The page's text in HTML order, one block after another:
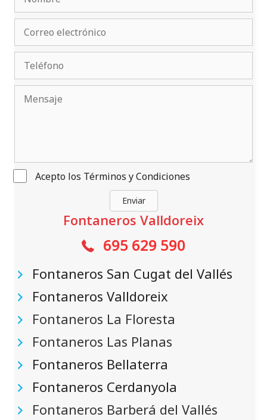
Acepto los Términos y Condiciones
Enviar
Fontaneros Valldoreix
695 629 590
Fontaneros San Cugat del Vallés
Fontaneros Valldoreix
Fontaneros La Floresta
Fontaneros Las Planas
Fontaneros Bellaterra
Fontaneros Cerdanyola
Fontaneros Barberá del Vallés